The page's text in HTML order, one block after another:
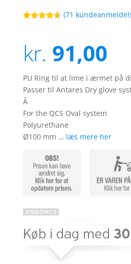
baseret på
kundebedø
mmelser
(71
kr. 91,00
PU Ring til at lime i ærmet på
Passer til Antares Dry glove
Â
For the QCS Oval system
Polyurethane
Ø100 mm … læs mere her